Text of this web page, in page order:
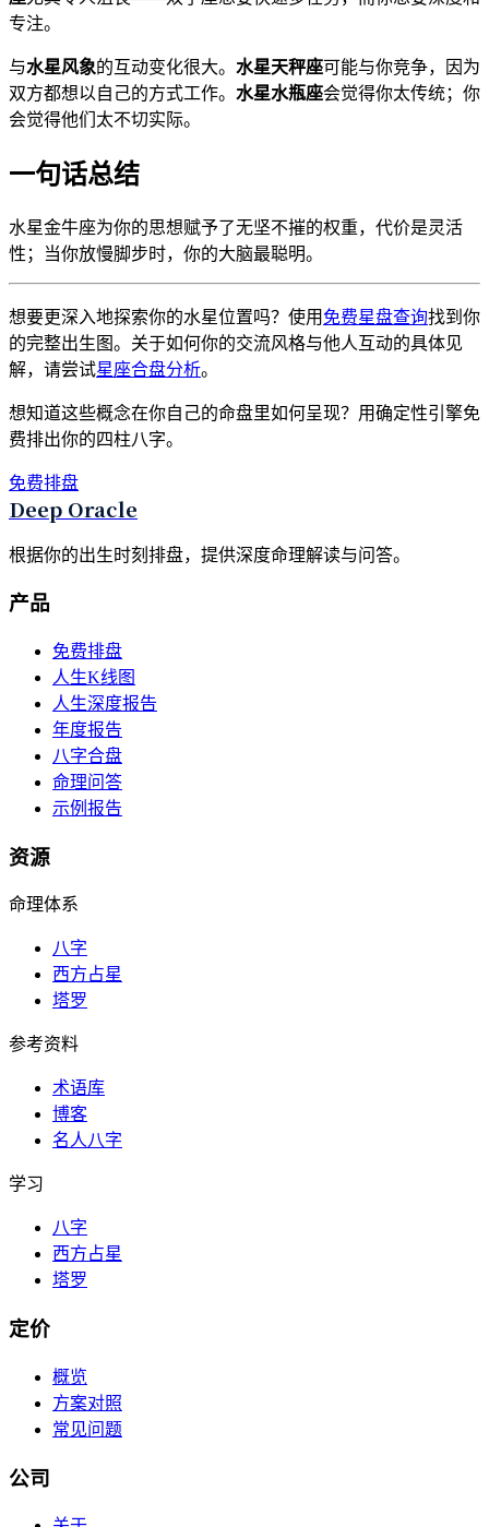
专注。
与水星风象的互动变化很大。 水星天秤座可能与你竞争，因为
双方都想以自己的方式工作。 水星水瓶座会觉得你太传统；你
会觉得他们太不切实际。
一句话总结
水星金牛座为你的思想赋予了无坚不摧的权重，代价是灵活
性；当你放慢脚步时，你的大脑最聪明。
想要更深入地探索你的水星位置吗？使用 免费星盘查询找到你
的完整出生图。关于如何你的交流风格与他人互动的具体见
解，请尝试星座合盘分析。
想知道这些概念在你自己的命盘里如何呈现？用确定性引擎免
费排出你的四柱八字。
免费排盘
Deep Oracle
根据你的出生时刻排盘，提供深度命理解读与问答。
产品
免费排盘
人生K线图
人生深度报告
年度报告
八字合盘
命理问答
示例报告
资源
命理体系
八字
西方占星
塔罗
参考资料
术语库
博客
名人八字
学习
八字
西方占星
塔罗
定价
概览
方案对照
常见问题
公司